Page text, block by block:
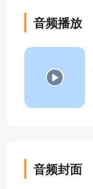
音频播放
音频封面